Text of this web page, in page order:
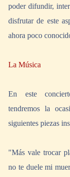
poder difundir,
disfrutar de este
ahora poco
La Música
En este
tendremos la
siguientes piezas
"Más vale trocar
no te duele mi